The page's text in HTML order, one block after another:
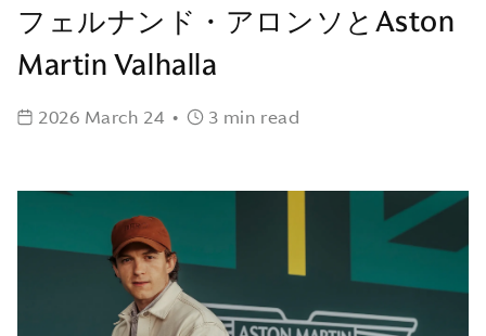
フェルナンド・アロンソとAston
Martin Valhalla
2026 March 24 • 3 min read